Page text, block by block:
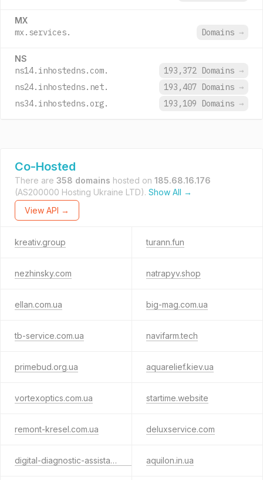
MX
mx.services. Domains →
NS
ns14.inhostedns.com. 193,372 Domains →
ns24.inhostedns.net.
193,407 Domains →
ns34.inhostedns.org.
193,109 Domains →
Co-Hosted
There are 358 domains hosted on 185.68.16.176
(AS200000 Hosting Ukraine LTD). Show All →
View API →
kreativ.group turann.fun
nezhinsky.com natrapyv.shop
ellan.com.ua big-mag.com.ua
tb-service.com.ua navifarm.tech
primebud.org.ua aquarelief.kiev.ua
vortexoptics.com.ua startime.website
remont-kresel.com.ua deluxservice.com
digital-diagnostic-assistant.com.ua aquilon.in.ua